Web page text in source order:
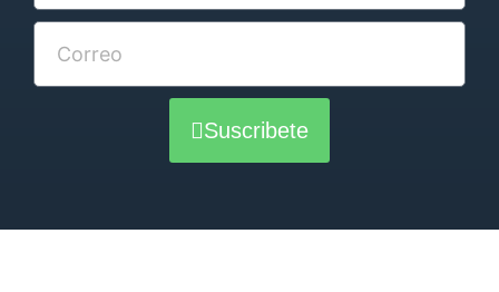
Suscribete